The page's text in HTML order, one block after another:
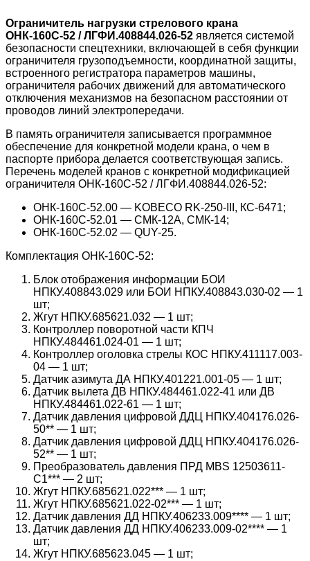
Ограничитель нагрузки стрелового крана
ОНК-160С-52 / ЛГФИ.408844.026-52 является системой
безопасности спецтехники, включающей в себя функции
ограничителя грузоподъемности, координатной защиты,
встроенного регистратора параметров машины,
ограничителя рабочих движений для автоматического
отключения механизмов на безопасном расстоянии от
проводов линий электропередачи.
В память ограничителя записывается программное
обеспечение для конкретной модели крана, о чем в
паспорте прибора делается соответствующая запись.
Перечень моделей кранов с конкретной модификацией
ограничителя ОНК-160С-52 / ЛГФИ.408844.026-52:
ОНК-160С-52.00 — KOBECO RK-250-III, КС-6471;
ОНК-160С-52.01 — СМК-12А, СМК-14;
ОНК-160С-52.02 — QUY-25.
Комплектация ОНК-160С-52:
Блок отображения информации БОИ
НПКУ.408843.029 или БОИ НПКУ.408843.030-02 — 1
шт;
Жгут НПКУ.685621.032 — 1 шт;
Контроллер поворотной части КПЧ
НПКУ.484461.024-01 — 1 шт;
Контроллер оголовка стрелы КОС НПКУ.411117.003-
04 — 1 шт;
Датчик азимута ДА НПКУ.401221.001-05 — 1 шт;
Датчик вылета ДВ НПКУ.484461.022-41 или ДВ
НПКУ.484461.022-61 — 1 шт;
Датчик давления цифровой ДДЦ НПКУ.404176.026-
50** — 1 шт;
Датчик давления цифровой ДДЦ НПКУ.404176.026-
52** — 1 шт;
Преобразователь давления ПРД MBS 12503611-
C1*** — 2 шт;
Жгут НПКУ.685621.022*** — 1 шт;
Жгут НПКУ.685621.022-02*** — 1 шт;
Датчик давления ДД НПКУ.406233.009**** — 1 шт;
Датчик давления ДД НПКУ.406233.009-02**** — 1
шт;
Жгут НПКУ.685623.045 — 1 шт;